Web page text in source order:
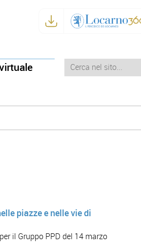
piazze e nelle vie di
il Gruppo PPD del 14 marzo